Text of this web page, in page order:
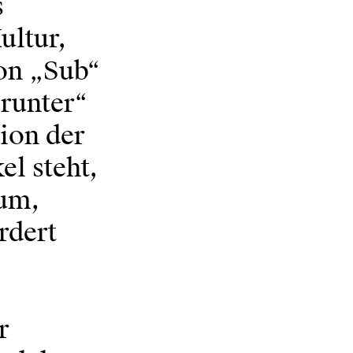
„Sub“
der
steht,